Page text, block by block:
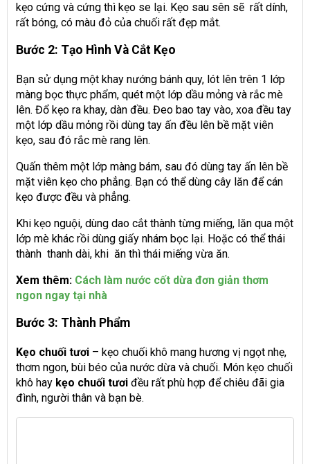
kẹo cứng và cứng thì kẹo se lại. Kẹo sau sên sẽ rất dính,
rất bóng, có màu đỏ của chuối rất đẹp mắt.
Bước 2: Tạo Hình Và Cắt Kẹo
Bạn sử dụng một khay nướng bánh quy, lót lên trên 1 lớp
màng bọc thực phẩm, quét một lớp dầu mỏng và rắc mè
lên. Đổ kẹo ra khay, dàn đều. Đeo bao tay vào, xoa đều tay
một lớp dầu mỏng rồi dùng tay ấn đều lên bề mặt viên
kẹo, sau đó rắc mè rang lên.
Quấn thêm một lớp màng bám, sau đó dùng tay ấn lên bề
mặt viên kẹo cho phẳng. Bạn có thể dùng cây lăn để cán
kẹo được đều và phẳng.
Khi kẹo nguội, dùng dao cắt thành từng miếng, lăn qua một
lớp mè khác rồi dùng giấy nhám bọc lại. Hoặc có thể thái
thành thanh dài, khi ăn thì thái miếng vừa ăn.
Xem thêm: Cách làm nước cốt dừa đơn giản thơm
ngon ngay tại nhà
Bước 3: Thành Phẩm
Kẹo chuối tươi – kẹo chuối khô mang hương vị ngọt nhẹ,
thơm ngon, bùi béo của nước dừa và chuối. Món kẹo chuối
khô hay kẹo chuối tươi đều rất phù hợp để chiêu đãi gia
đình, người thân và bạn bè.